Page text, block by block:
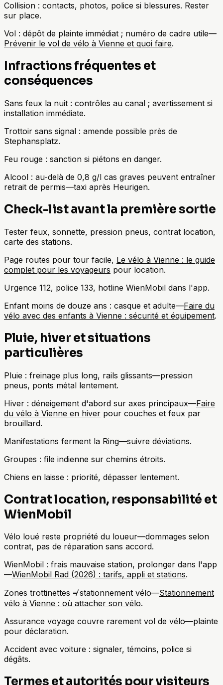
Collision : contacts, photos, police si blessures. Rester
sur place.
Vol : dépôt de plainte immédiat ; numéro de cadre utile—
Prévenir le vol de vélo à Vienne et quoi faire.
Infractions fréquentes et
conséquences
Sans feux la nuit : contrôles au canal ; avertissement si
installation immédiate.
Trottoir sans signal : amende possible près de
Stephansplatz.
Feu rouge : sanction si piétons en danger.
Alcool : au-delà de 0,8 g/l cas graves peuvent entraîner
retrait de permis—taxi après Heurigen.
Check-list avant la première sortie
Tester feux, sonnette, pression pneus, contrat location,
carte des stations.
Page routes pour tour facile, Le vélo à Vienne : le guide
complet pour les voyageurs pour location.
Urgence 112, police 133, hotline WienMobil dans l'app.
Enfant moins de douze ans : casque et adulte—Faire du
vélo avec des enfants à Vienne : sécurité et équipement.
Pluie, hiver et situations
particulières
Pluie : freinage plus long, rails glissants—pression
pneus, ponts métal lentement.
Hiver : déneigement d'abord sur axes principaux—Faire
du vélo à Vienne en hiver pour couches et feux par
brouillard.
Manifestations ferment la Ring—suivre déviations.
Groupes : file indienne sur chemins étroits.
Chiens en laisse : priorité, dépasser lentement.
Contrat location, responsabilité et
WienMobil
Vélo loué reste propriété du loueur—dommages selon
contrat, pas de réparation sans accord.
WienMobil : frais mauvaise station, prolonger dans l'app
—WienMobil Rad (2026) : tarifs, appli et stations.
Zones trottinettes ≠ stationnement vélo—Stationnement
vélo à Vienne : où attacher son vélo.
Assurance voyage couvre rarement vol de vélo—plainte
pour déclaration.
Accident avec voiture : signaler, témoins, police si
dégâts.
Termes et autorités pour visiteurs